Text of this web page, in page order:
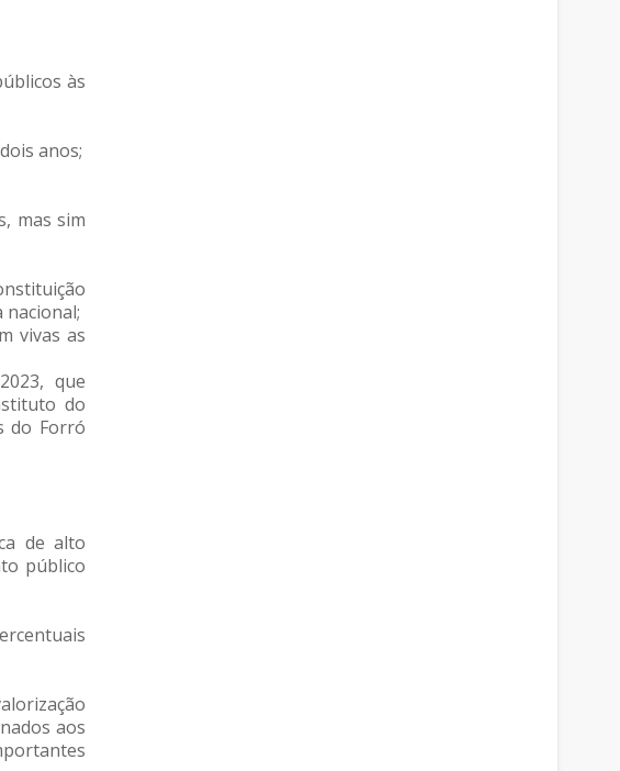
às
anos;
mas sim
vivas as
que
do
do Forró
de alto
público
aos